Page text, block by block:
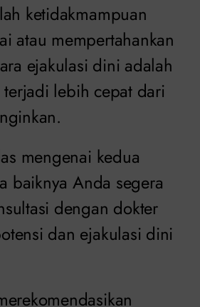
ketidakmampuan
atau mempertahankan
ejakulasi dini adalah
lebih cepat dari
mengenai kedua
baiknya Anda segera
dengan dokter
dan ejakulasi dini